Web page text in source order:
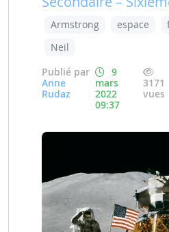
Armstrong espace
Neil
Publié par
Anne
Rudaz
9
mars
2022
09:37
3171
vues